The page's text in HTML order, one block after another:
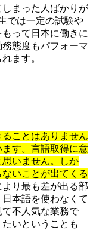
まった人ばかりが
では一定の試験や
って日本に働きに
態度もパフォーマ
ます。
ことはありません
す。言語取得に意
いません。しか
いことが出てくる
り最も差が出る部
本語を使わなくて
不人気な業務で
いということも